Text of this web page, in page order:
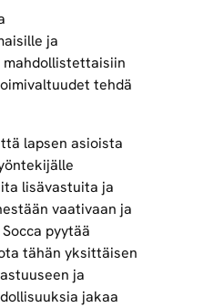
ja
tehdä
lapsen asioista
lisävastuita ja
vaativaan ja
pyytää
tähän yksittäisen
ja
jakaa